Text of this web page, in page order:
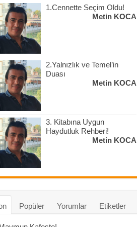
1.Cennette Seçim Oldu!
Metin KOCA
2.Yalnızlık ve Temel’in
Duası
Metin KOCA
3. Kitabına Uygun
Haydutluk Rehberi!
Metin KOCA
Popüler Yorumlar Etiketler